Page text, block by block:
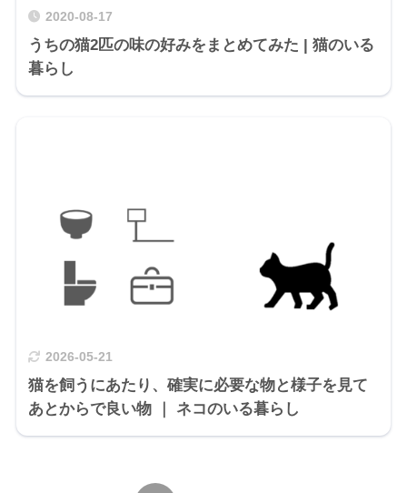
2020-08-17
うちの猫2匹の味の好みをまとめてみた | 猫のいる
暮らし
2026-05-21
猫を飼うにあたり、確実に必要な物と様子を見て
あとからで良い物 ｜ ネコのいる暮らし